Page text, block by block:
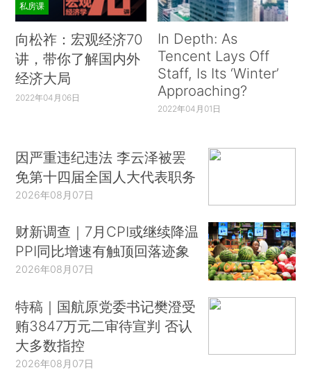
私房课
向松祚：宏观经济70
讲，带你了解国内外
经济大局
2022年04月06日
In Depth: As
Tencent Lays Off
Staff, Is Its ‘Winter’
Approaching?
2022年04月01日
因严重违纪违法 李云泽被罢
免第十四届全国人大代表职务
2026年08月07日
财新调查｜7月CPI或继续降温
PPI同比增速有触顶回落迹象
2026年08月07日
特稿｜国航原党委书记樊澄受
贿3847万元二审待宣判 否认
大多数指控
2026年08月07日